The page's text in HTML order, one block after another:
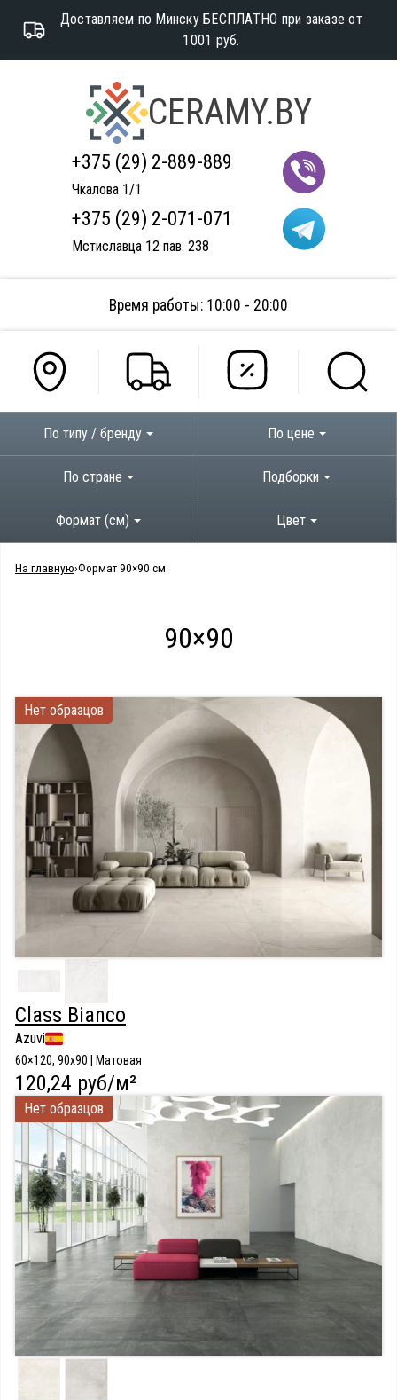
Доставляем по Минску БЕСПЛАТНО при заказе от
1001 руб.
CERAMY.BY
+375 (29) 2-889-889
Чкалова 1/1
+375 (29) 2-071-071
Мстиславца 12 пав. 238
Время работы: 10:00 - 20:00
По типу / бренду По цене
По стране Подборки
Формат (см) Цвет
На главную Формат 90×90 см.
90×90
Нет образцов
Class Bianco
Azuvi
60×120, 90x90 | Матовая
120,24 руб/м²
Нет образцов